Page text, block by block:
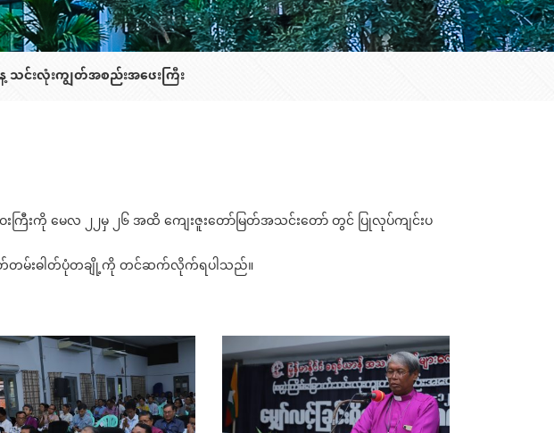
သင်းလုံးကျွတ်အစည်းအၒေးကြီး
းကြီးကို မေလ ၂၂မှ ၂၆ အထိ ကျေးဇူးတော်မြတ်အသင်းတော် တွင် ပြုလုပ်ကျင်းပ
တ်တမ်းဓါတ်ပုံတချို့ကို တင်ဆက်လိုက်ရပါသည်။